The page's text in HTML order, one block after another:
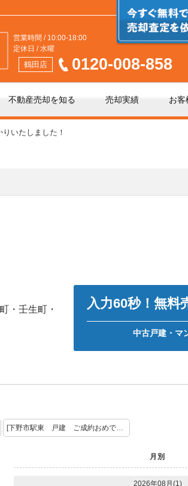
営業時間 / 10:00-18:00
定休日 / 水曜
鶴田店 0120-008-858
不動産売却を知る
不動産売却時の諸費用
売却実績 お客
いたしました！
・壬生町・
入力60秒！無料
中古戸建・マ
[下野市駅東 戸建 ご成約おめでとうございます。] 次の記事 ＞
月別
2026年08月(1)